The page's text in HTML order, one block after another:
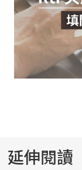
延伸閱讀